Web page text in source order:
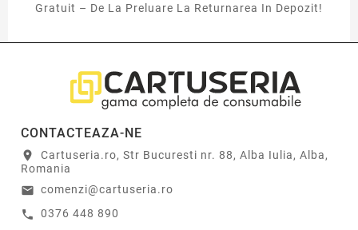
Gratuit – De La Preluare La Returnarea In Depozit!
CONTACTEAZA-NE
location_on
Cartuseria.ro, Str Bucuresti nr. 88, Alba Iulia, Alba,
Romania
email comenzi@cartuseria.ro
call 0376 448 890